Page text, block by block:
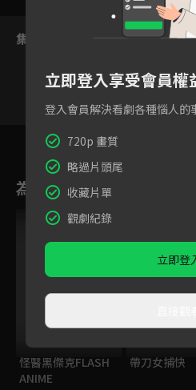
集數列表
32 33
為您推薦
怪醫黑傑克FLASH
ANIME
帶刀女捕快
立即登入享受會員權
登入會員解決看劇各種惱人的
720p 畫質
略過片頭尾
收藏片單
觀劇紀錄
立即登